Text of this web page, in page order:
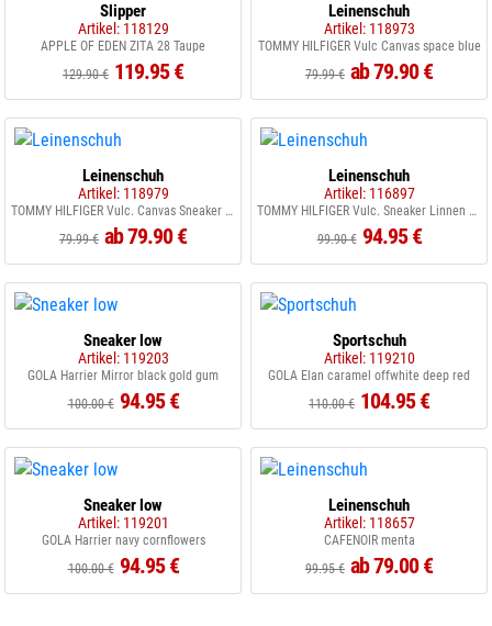
Slipper
Artikel: 118129
APPLE OF EDEN ZITA 28 Taupe
129.90 € 119.95 €
Leinenschuh
Artikel: 118973
TOMMY HILFIGER Vulc Canvas space blue
79.99 € ab 79.90 €
Leinenschuh
Artikel: 118979
TOMMY HILFIGER Vulc. Canvas Sneaker white
79.99 € ab 79.90 €
Leinenschuh
Artikel: 116897
TOMMY HILFIGER Vulc. Sneaker Linnen space blue
99.90 € 94.95 €
Sneaker low
Artikel: 119203
GOLA Harrier Mirror black gold gum
100.00 € 94.95 €
Sportschuh
Artikel: 119210
GOLA Elan caramel offwhite deep red
110.00 € 104.95 €
Sneaker low
Artikel: 119201
GOLA Harrier navy cornflowers
100.00 € 94.95 €
Leinenschuh
Artikel: 118657
CAFENOIR menta
99.95 € ab 79.00 €